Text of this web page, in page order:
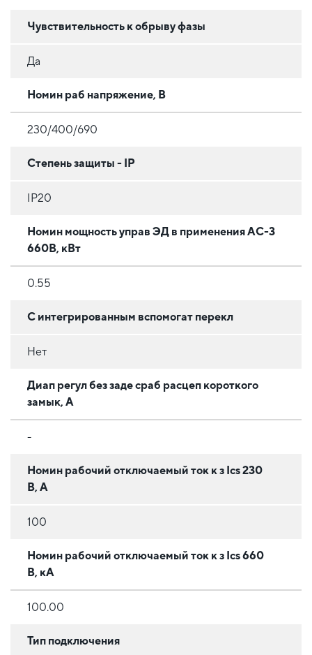
Чувствительность к обрыву фазы
Да
Номин раб напряжение, В
230/400/690
Степень защиты - IP
IP20
Номин мощность управ ЭД в применения АС-3
660В, кВт
0.55
С интегрированным вспомогат перекл
Нет
Диап регул без заде сраб расцеп короткого
замык, А
-
Номин рабочий отключаемый ток к з Iсs 230
В, А
100
Номин рабочий отключаемый ток к з Iсs 660
В, кА
100.00
Тип подключения